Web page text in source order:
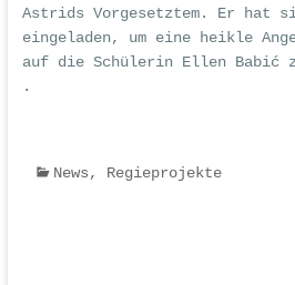
Astrids Vorgesetztem. Er hat
eingeladen, um eine heikle
auf die Schülerin Ellen Babić
.
News, Regieprojekte